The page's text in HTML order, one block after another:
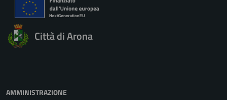
Città di Arona
AMMINISTRAZIONE